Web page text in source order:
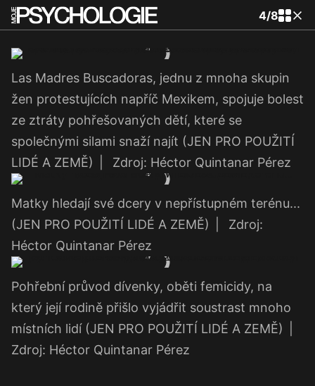
4/8
Las Madres Buscadoras, jednu z mnoha skupin
žen protestujících napříč Mexikem, spojuje bolest
ze ztráty pohřešovaných dětí, které se
společnými silami snaží najít (JEN PRO POUŽITÍ
LIDÉ A ZEMĚ)
Zdroj: Héctor Quintanar Pérez
Matky hledají své dcery v nepřístupném terénu...
(JEN PRO POUŽITÍ LIDÉ A ZEMĚ)
Zdroj:
Héctor Quintanar Pérez
Pohřební průvod dívenky, oběti femicidy, na
který její rodině přišlo vyjádřit soustrast mnoho
místních lidí (JEN PRO POUŽITÍ LIDÉ A ZEMĚ)
Zdroj: Héctor Quintanar Pérez